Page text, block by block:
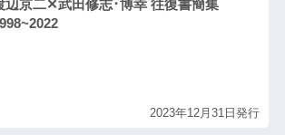
辺京二✕武田修志･博幸 往復書簡集
2023年12月31日発行